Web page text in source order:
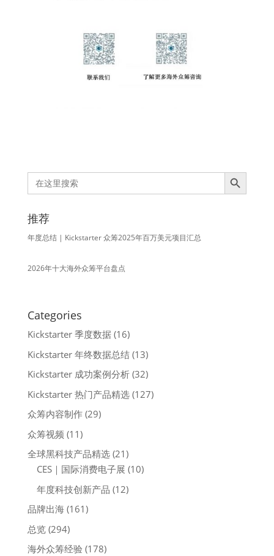
Search
for:
Search Button
推荐
年度总结 | Kickstarter 众筹2025年百万美元项目汇总
2026年十大海外众筹平台盘点
Categories
Kickstarter 季度数据(16)
Kickstarter 年终数据总结(13)
Kickstarter 成功案例分析(32)
Kickstarter 热门产品精选(127)
众筹内容制作(29)
众筹视频 (11)
全球黑科技产品精选(21)
CES｜国际消费电子展 (10)
年度科技创新产品 (12)
品牌出海(161)
总览(294)
海外众筹经验 (178)